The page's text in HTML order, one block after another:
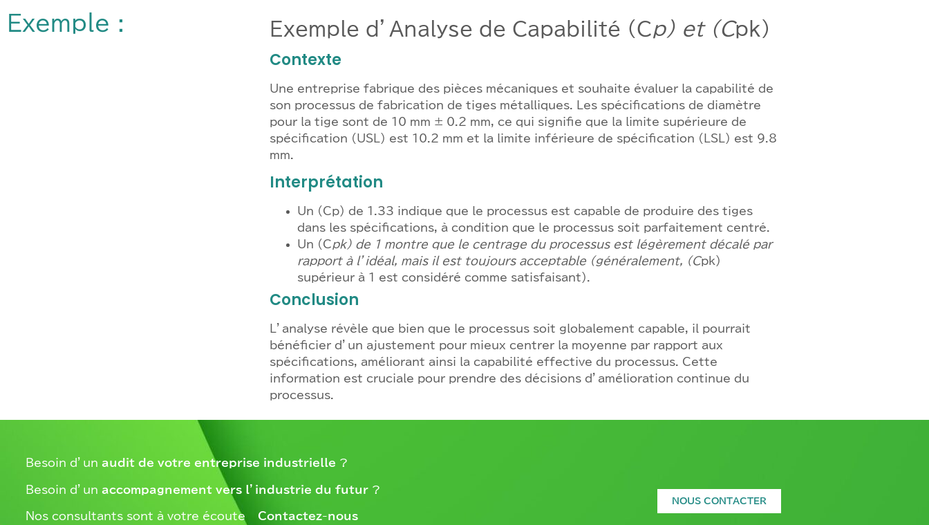
Exemple : Exemple d’Analyse de Capabilité (Cp) et (Cpk)
Contexte
Une entreprise fabrique des pièces mécaniques et souhaite évaluer la capabilité de
son processus de fabrication de tiges métalliques. Les spécifications de diamètre
pour la tige sont de 10 mm ± 0.2 mm, ce qui signifie que la limite supérieure de
spécification (USL) est 10.2 mm et la limite inférieure de spécification (LSL) est 9.8
mm.
Interprétation
Un (Cp) de 1.33 indique que le processus est capable de produire des tiges
dans les spécifications, à condition que le processus soit parfaitement centré.
Un (Cpk) de 1 montre que le centrage du processus est légèrement décalé par
rapport à l’idéal, mais il est toujours acceptable (généralement, (Cpk)
supérieur à 1 est considéré comme satisfaisant).
Conclusion
L’analyse révèle que bien que le processus soit globalement capable, il pourrait
bénéficier d’un ajustement pour mieux centrer la moyenne par rapport aux
spécifications, améliorant ainsi la capabilité effective du processus. Cette
information est cruciale pour prendre des décisions d’amélioration continue du
processus.
Besoin d’un audit de votre entreprise industrielle ?
Besoin d’un accompagnement vers l’industrie du futur?
Nos consultants sont à votre écoute – Contactez-nous
NOUS CONTACTER